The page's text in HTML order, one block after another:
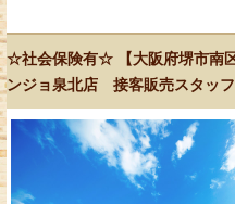
☆社会保険有☆ 【大阪府堺市南
ンジョ泉北店 接客販売スタッフ